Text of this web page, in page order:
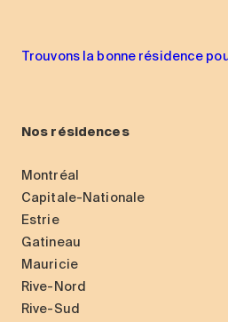
Trouvons la bonne résidence
Nos résidences
Montréal
Capitale-Nationale
Estrie
Gatineau
Mauricie
Rive-Nord
Rive-Sud